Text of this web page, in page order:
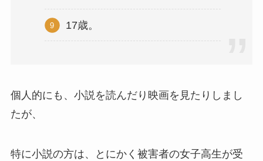
17歳。
個人的にも、小説を読んだり映画を見たりしまし
たが、
特に小説の方は、とにかく被害者の女子高生が受